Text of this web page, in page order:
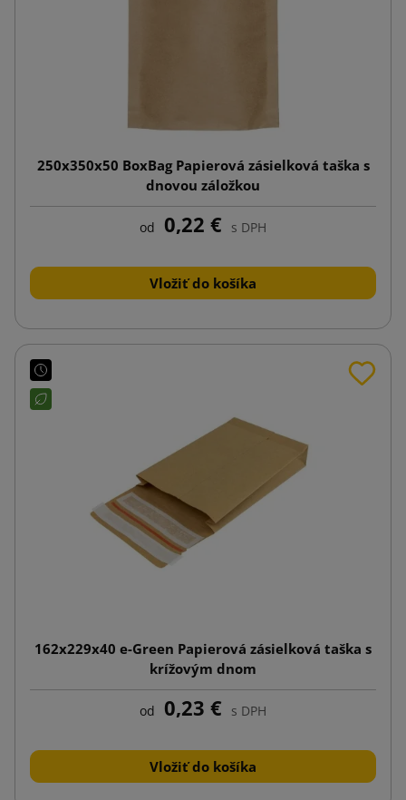
250x350x50 BoxBag Papierová zásielková taška s
dnovou záložkou
od 0,22 € s DPH
Vložiť do košíka
162x229x40 e-Green Papierová zásielková taška s
krížovým dnom
od 0,23 € s DPH
Vložiť do košíka